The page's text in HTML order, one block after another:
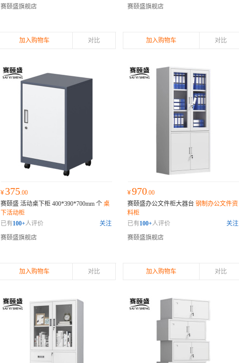
赛颐盛旗舰店
加入购物车 对比
赛颐盛旗舰店
加入购物车 对比
¥ 375.00
赛颐盛 活动桌下柜 400*390*700mm 个 桌
下活动柜
已有100+人评价
关注
赛颐盛旗舰店
加入购物车 对比
¥970.00
赛颐盛办公文件柜大器台 钢制办公文件资
料柜
已有100+人评价
关注
赛颐盛旗舰店
加入购物车 对比